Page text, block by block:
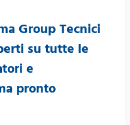
Group Tecnici
su tutte le
e
pronto